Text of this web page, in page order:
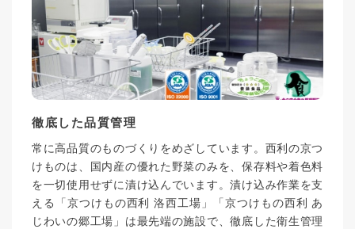
徹底した品質管理
常に高品質のものづくりをめざしています。西利の京つ
けものは、国内産の優れた野菜のみを、保存料や着色料
を一切使用せずに漬け込んでいます。漬け込み作業を支
える「京つけもの西利 洛西工場」「京つけもの西利 あ
じわいの郷工場」は最先端の施設で、徹底した衛生管理